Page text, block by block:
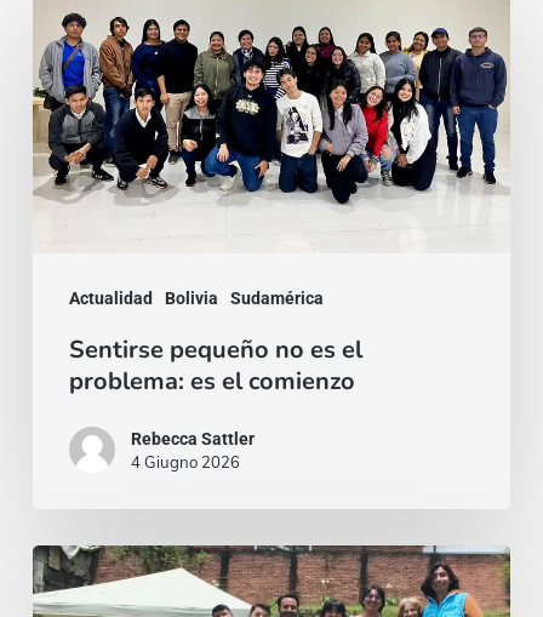
Actualidad Bolivia Sudamérica
pequeño
no
es
el
problema:
Sentirse pequeño no es el
problema: es el comienzo
Rebecca Sattler
4 Giugno 2026
Quien
se